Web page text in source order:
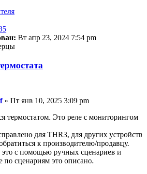
Вт апр 23, 2024 7:54 pm
» Пт янв 10, 2025 3:09 pm
термостатом. Это реле с мониторингом
для THR3, для других устройств
к производителю/продавцу.
с помощью ручных сценариев и
по сценариям это описано.